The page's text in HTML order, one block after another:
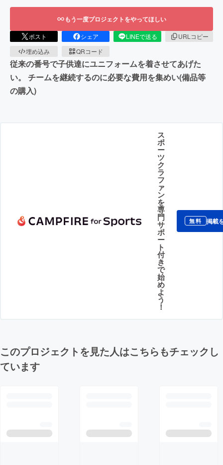
もう一度プロジェクトをやってほしい
ポスト シェア LINEで送る
URLコピー
埋め込み
QRコード
従来の番号で子供達にユニフォームを着させてあげた
い。 チームを継続するのに必要な費用を集めい(備品等
の購入)
ス
ポ
ー
ツ
ク
ラ
フ
ァ
ン
を
専
門
サ
ポ
ー
ト
付
き
で
始
め
よ
う
！
無料 掲載
このプロジェクトを見た人はこちらもチェックし
ています